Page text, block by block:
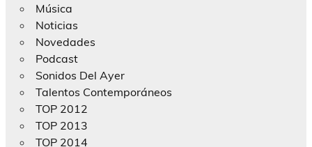
Música
Noticias
Novedades
Podcast
Sonidos Del Ayer
Talentos Contemporáneos
TOP 2012
TOP 2013
TOP 2014